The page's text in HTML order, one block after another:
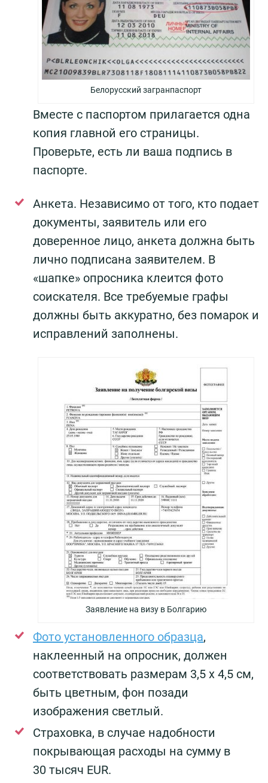
Белорусский загранпаспорт
Вместе с паспортом прилагается одна
копия главной его страницы.
Проверьте, есть ли ваша подпись в
паспорте.
Анкета. Независимо от того, кто подает
документы, заявитель или его
доверенное лицо, анкета должна быть
лично подписана заявителем. В
«шапке» опросника клеится фото
соискателя. Все требуемые графы
должны быть аккуратно, без помарок и
исправлений заполнены.
Заявление на визу в Болгарию
Фото установленного образца,
наклеенный на опросник, должен
соответствовать размерам 3,5 х 4,5 см,
быть цветным, фон позади
изображения светлый.
Страховка, в случае надобности
покрывающая расходы на сумму в
30 тысяч EUR.